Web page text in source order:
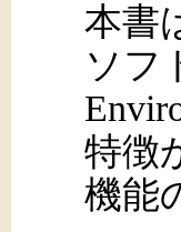
本書
ソフ
特徴
機能